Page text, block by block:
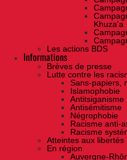
Khuza'a
Les actions BDS
Informations
Brèves de presse
Lutte contre les
Sans-papiers,
Islamophobie
Antitsiganisme
Antisémitisme
Négrophobie
Racisme anti-
Racisme
Atteintes aux libertés
En région
Auvergne-